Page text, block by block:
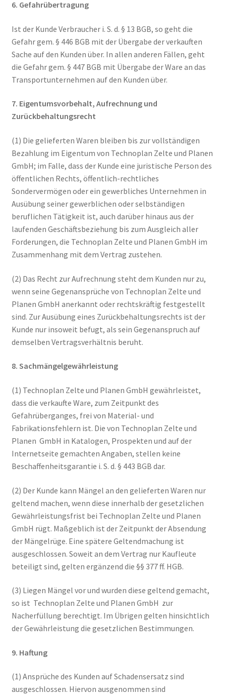
6. Gefahrübertragung
Ist der Kunde Verbraucher i. S. d. § 13 BGB, so geht die
Gefahr gem. § 446 BGB mit der Übergabe der verkauften
Sache auf den Kunden über. In allen anderen Fällen, geht
die Gefahr gem. § 447 BGB mit Übergabe der Ware an das
Transportunternehmen auf den Kunden über.
7. Eigentumsvorbehalt, Aufrechnung und
Zurückbehaltungsrecht
(1) Die gelieferten Waren bleiben bis zur vollständigen
Bezahlung im Eigentum von Technoplan Zelte und Planen
GmbH; im Falle, dass der Kunde eine juristische Person des
öffentlichen Rechts, öffentlich-rechtliches
Sondervermögen oder ein gewerbliches Unternehmen in
Ausübung seiner gewerblichen oder selbständigen
beruflichen Tätigkeit ist, auch darüber hinaus aus der
laufenden Geschäftsbeziehung bis zum Ausgleich aller
Forderungen, die Technoplan Zelte und Planen GmbH im
Zusammenhang mit dem Vertrag zustehen.
(2) Das Recht zur Aufrechnung steht dem Kunden nur zu,
wenn seine Gegenansprüche von Technoplan Zelte und
Planen GmbH anerkannt oder rechtskräftig festgestellt
sind. Zur Ausübung eines Zurückbehaltungsrechts ist der
Kunde nur insoweit befugt, als sein Gegenanspruch auf
demselben Vertragsverhältnis beruht.
8. Sachmängelgewährleistung
(1) Technoplan Zelte und Planen GmbH gewährleistet,
dass die verkaufte Ware, zum Zeitpunkt des
Gefahrüberganges, frei von Material- und
Fabrikationsfehlern ist. Die von Technoplan Zelte und
Planen GmbH in Katalogen, Prospekten und auf der
Internetseite gemachten Angaben, stellen keine
Beschaffenheitsgarantie i. S. d. § 443 BGB dar.
(2) Der Kunde kann Mängel an den gelieferten Waren nur
geltend machen, wenn diese innerhalb der gesetzlichen
Gewährleistungsfrist bei Technoplan Zelte und Planen
GmbH rügt. Maßgeblich ist der Zeitpunkt der Absendung
der Mängelrüge. Eine spätere Geltendmachung ist
ausgeschlossen. Soweit an dem Vertrag nur Kaufleute
beteiligt sind, gelten ergänzend die §§ 377 ff. HGB.
(3) Liegen Mängel vor und wurden diese geltend gemacht,
so ist Technoplan Zelte und Planen GmbH zur
Nacherfüllung berechtigt. Im Übrigen gelten hinsichtlich
der Gewährleistung die gesetzlichen Bestimmungen.
9. Haftung
(1) Ansprüche des Kunden auf Schadensersatz sind
ausgeschlossen. Hiervon ausgenommen sind